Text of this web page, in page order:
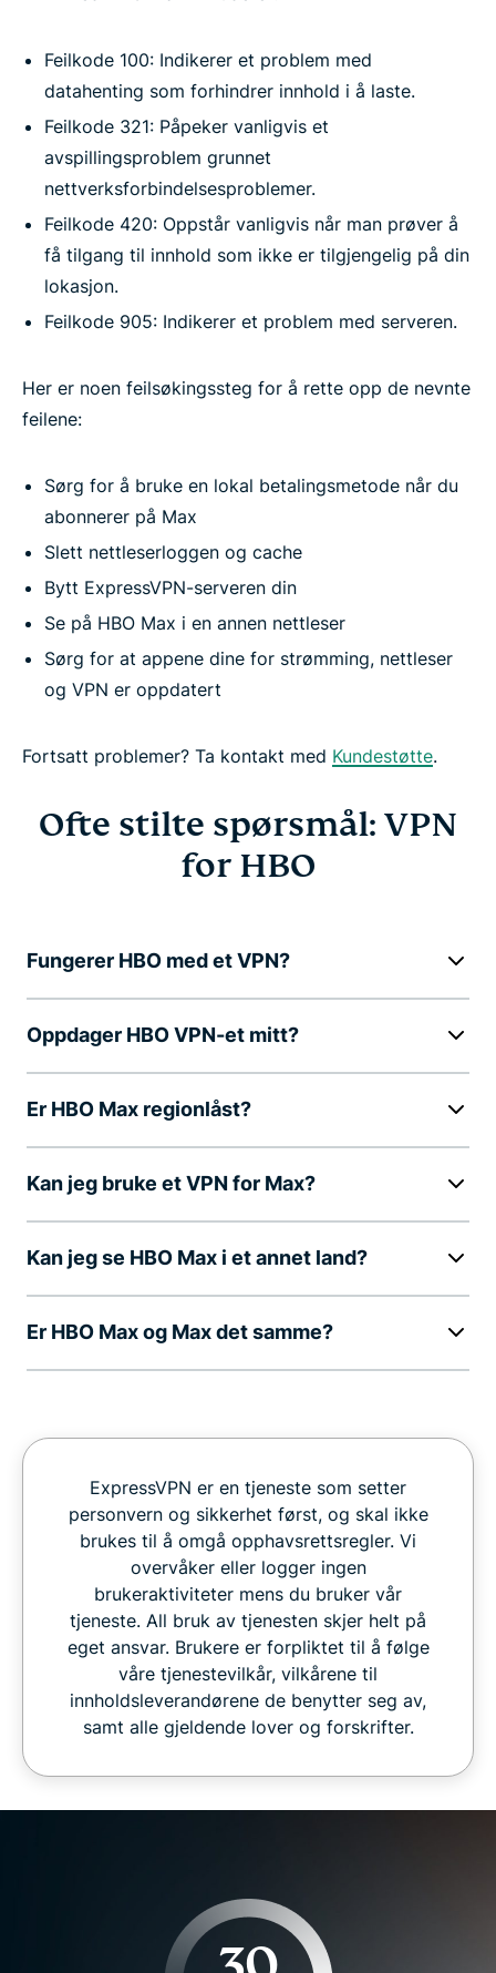
Feilkode 100: Indikerer et problem med
datahenting som forhindrer innhold i å laste.
Feilkode 321: Påpeker vanligvis et
avspillingsproblem grunnet
nettverksforbindelsesproblemer.
Feilkode 420: Oppstår vanligvis når man prøver å
få tilgang til innhold som ikke er tilgjengelig på din
lokasjon.
Feilkode 905: Indikerer et problem med serveren.
Her er noen feilsøkingssteg for å rette opp de nevnte
feilene:
Sørg for å bruke en lokal betalingsmetode når du
abonnerer på Max
Slett nettleserloggen og cache
Bytt ExpressVPN-serveren din
Se på HBO Max i en annen nettleser
Sørg for at appene dine for strømming, nettleser
og VPN er oppdatert
Fortsatt problemer? Ta kontakt med Kundestøtte.
Ofte stilte spørsmål: VPN
for HBO
Fungerer HBO med et VPN?
Oppdager HBO VPN-et mitt?
Er HBO Max regionlåst?
Kan jeg bruke et VPN for Max?
Kan jeg se HBO Max i et annet land?
Er HBO Max og Max det samme?
ExpressVPN er en tjeneste som setter
personvern og sikkerhet først, og skal ikke
brukes til å omgå opphavsrettsregler. Vi
overvåker eller logger ingen
brukeraktiviteter mens du bruker vår
tjeneste. All bruk av tjenesten skjer helt på
eget ansvar. Brukere er forpliktet til å følge
våre tjenestevilkår, vilkårene til
innholdsleverandørene de benytter seg av,
samt alle gjeldende lover og forskrifter.